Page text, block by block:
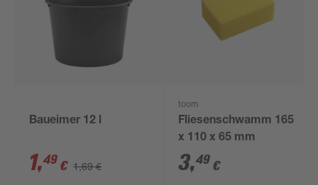
Baueimer 12 l
1,49 € 1,69 €
toom
Fliesenschwamm 165
x 110 x 65 mm
3,49 €